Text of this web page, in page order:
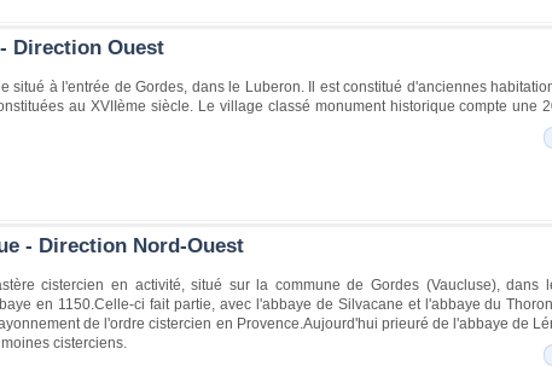
Direction Ouest
situé à l'entrée de Gordes, dans le Luberon. Il est constitué d'anciennes
au XVIIème siècle. Le village classé monument historique compte une
- Direction Nord-Ouest
cistercien en activité, situé sur la commune de Gordes (Vaucluse),
en 1150.Celle-ci fait partie, avec l'abbaye de Silvacane et l'abbaye du
de l'ordre cistercien en Provence.Aujourd'hui prieuré de l'abbaye de
cisterciens.